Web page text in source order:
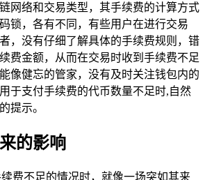
网络和交易类型，其手续费的计算方式
锁，各有不同，有些用户在进行交易
，没有仔细了解具体的手续费规则，错
费金额，从而在交易时收到手续费不足
像健忘的管家，没有及时关注钱包内的
于支付手续费的代币数量不足时,自然
提示。
的影响
费不足的情况时，就像一场突如其来